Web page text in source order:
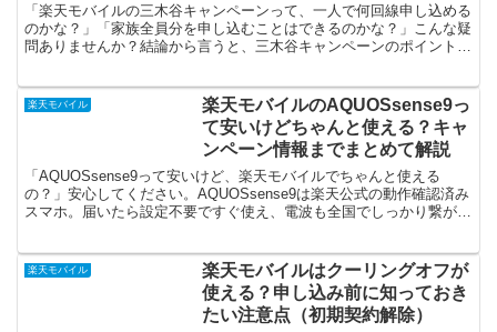
「楽天モバイルの三木谷キャンペーンって、一人で何回線申し込める
のかな？」「家族全員分を申し込むことはできるのかな？」こんな疑
問ありませんか？結論から言うと、三木谷キャンペーンのポイントが
楽天モバイル
楽天モバイルのAQUOSsense9っ
て安いけどちゃんと使える？キャ
ンペーン情報までまとめて解説
「AQUOSsense9って安いけど、楽天モバイルでちゃんと使える
の？」安心してください。AQUOSsense9は楽天公式の動作確認済み
スマホ。届いたら設定不要ですぐ使え、電波も全国でしっかり繋がり
楽天モバイル
楽天モバイルはクーリングオフが
使える？申し込み前に知っておき
たい注意点（初期契約解除）